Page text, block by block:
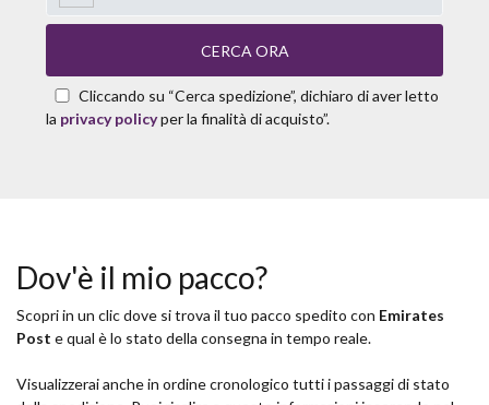
CERCA ORA
Cliccando su “Cerca spedizione”, dichiaro di aver letto
la privacy policyper la finalità di acquisto”.
Dov'è il mio pacco?
Scopri in un clic dove si trova il tuo pacco spedito con Emirates
Post e qual è lo stato della consegna in tempo reale.
Visualizzerai anche in ordine cronologico tutti i passaggi di stato